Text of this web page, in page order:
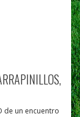
de un encuentro